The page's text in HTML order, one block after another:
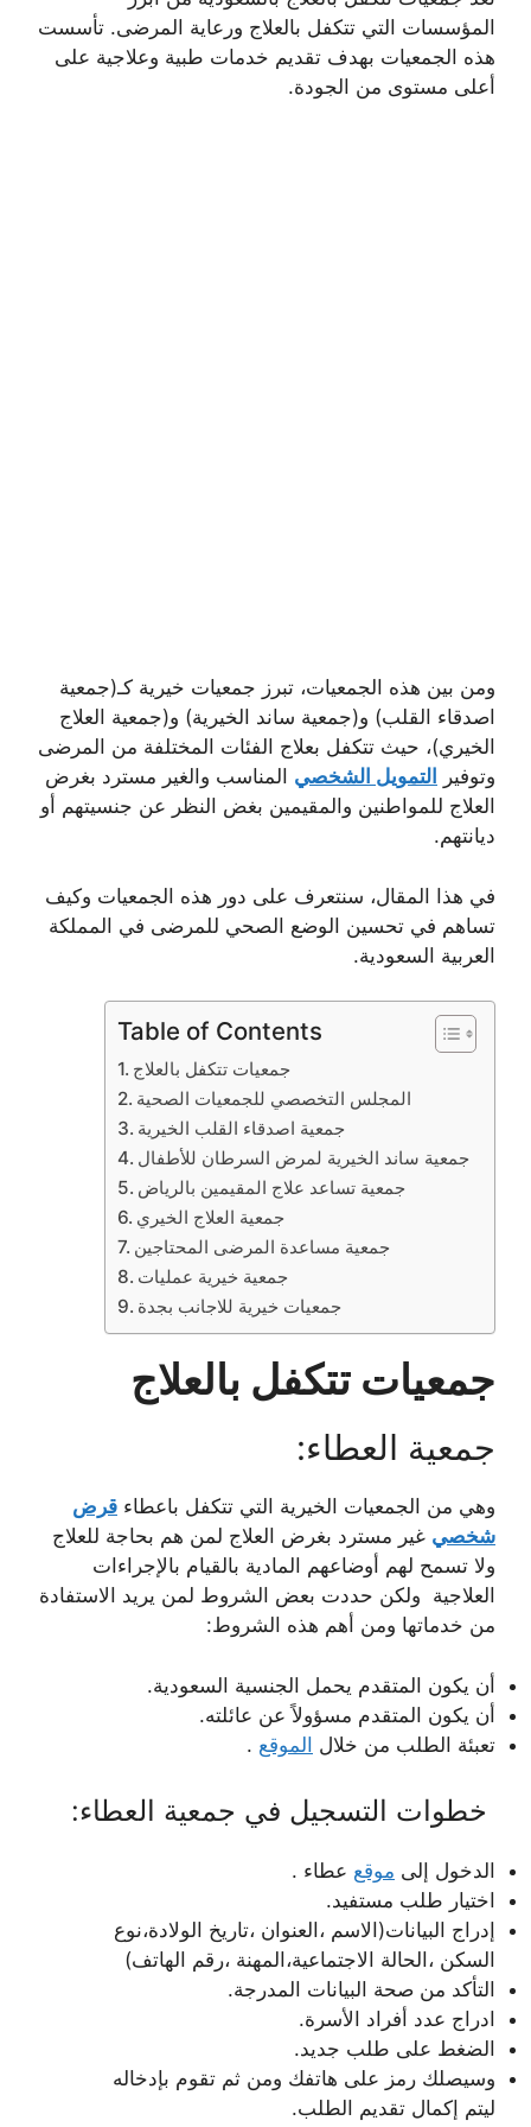
المؤسسات التي تتكفل بالعلاج ورعاية المرضى. تأسست
هذه الجمعيات بهدف تقديم خدمات طبية وعلاجية على
أعلى مستوى من الجودة.
ومن بين هذه الجمعيات، تبرز جمعيات خيرية كـ(جمعية
اصدقاء القلب) و(جمعية ساند الخيرية) و(جمعية العلاج
الخيري)، حيث تتكفل بعلاج الفئات المختلفة من المرضى
وتوفير
التمويل الشخصي المناسب والغير مسترد بغرض
العلاج للمواطنين والمقيمين بغض النظر عن جنسيتهم أو
ديانتهم.
في هذا المقال، سنتعرف على دور هذه الجمعيات وكيف
تساهم في تحسين الوضع الصحي للمرضى في المملكة
العربية السعودية.
Table of Contents
جمعيات تتكفل بالعلاج
المجلس التخصصي للجمعيات الصحية
جمعية اصدقاء القلب الخيرية
جمعية ساند الخيرية لمرض السرطان للأطفال
جمعية تساعد علاج المقيمين بالرياض
جمعية العلاج الخيري
جمعية مساعدة المرضى المحتاجين
جمعية خيرية عمليات
جمعيات خيرية للاجانب بجدة
جمعيات تتكفل بالعلاج
جمعية العطاء:
وهي من الجمعيات الخيرية التي تتكفل باعطاء قرض
شخصي غير مسترد بغرض العلاج لمن هم بحاجة للعلاج
ولا تسمح لهم أوضاعهم المادية بالقيام بالإجراءات
العلاجية ولكن حددت بعض الشروط لمن يريد الاستفادة
من خدماتها ومن أهم هذه الشروط:
أن يكون المتقدم يحمل الجنسية السعودية.
أن يكون المتقدم مسؤولاً عن عائلته.
تعبئة الطلب من خلال الموقع .
خطوات التسجيل في جمعية العطاء:
الدخول إلى موقع عطاء .
اختيار طلب مستفيد.
إدراج البيانات(الاسم ،العنوان ،تاريخ الولادة،نوع
السكن ،الحالة الاجتماعية،المهنة ،رقم الهاتف)
التأكد من صحة البيانات المدرجة.
ادراج عدد أفراد الأسرة.
الضغط على طلب جديد.
وسيصلك رمز على هاتفك ومن ثم تقوم بإدخاله
ليتم إكمال تقديم الطلب.